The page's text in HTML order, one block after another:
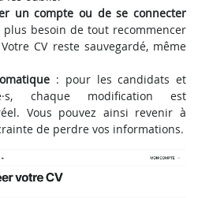
un compte ou de se connecter
plus besoin de tout recommencer
CV reste sauvegardé, même
: pour les candidats et
chaque modification est
Vous pouvez ainsi revenir à
de perdre vos informations.